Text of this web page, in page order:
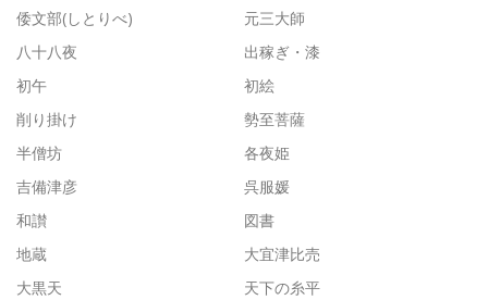
倭文部(しとりべ)
元三大師
八十八夜
出稼ぎ・漆
初午
初絵
削り掛け
勢至菩薩
半僧坊
各夜姫
吉備津彦
呉服媛
和讃
図書
地蔵
大宜津比売
大黒天
天下の糸平